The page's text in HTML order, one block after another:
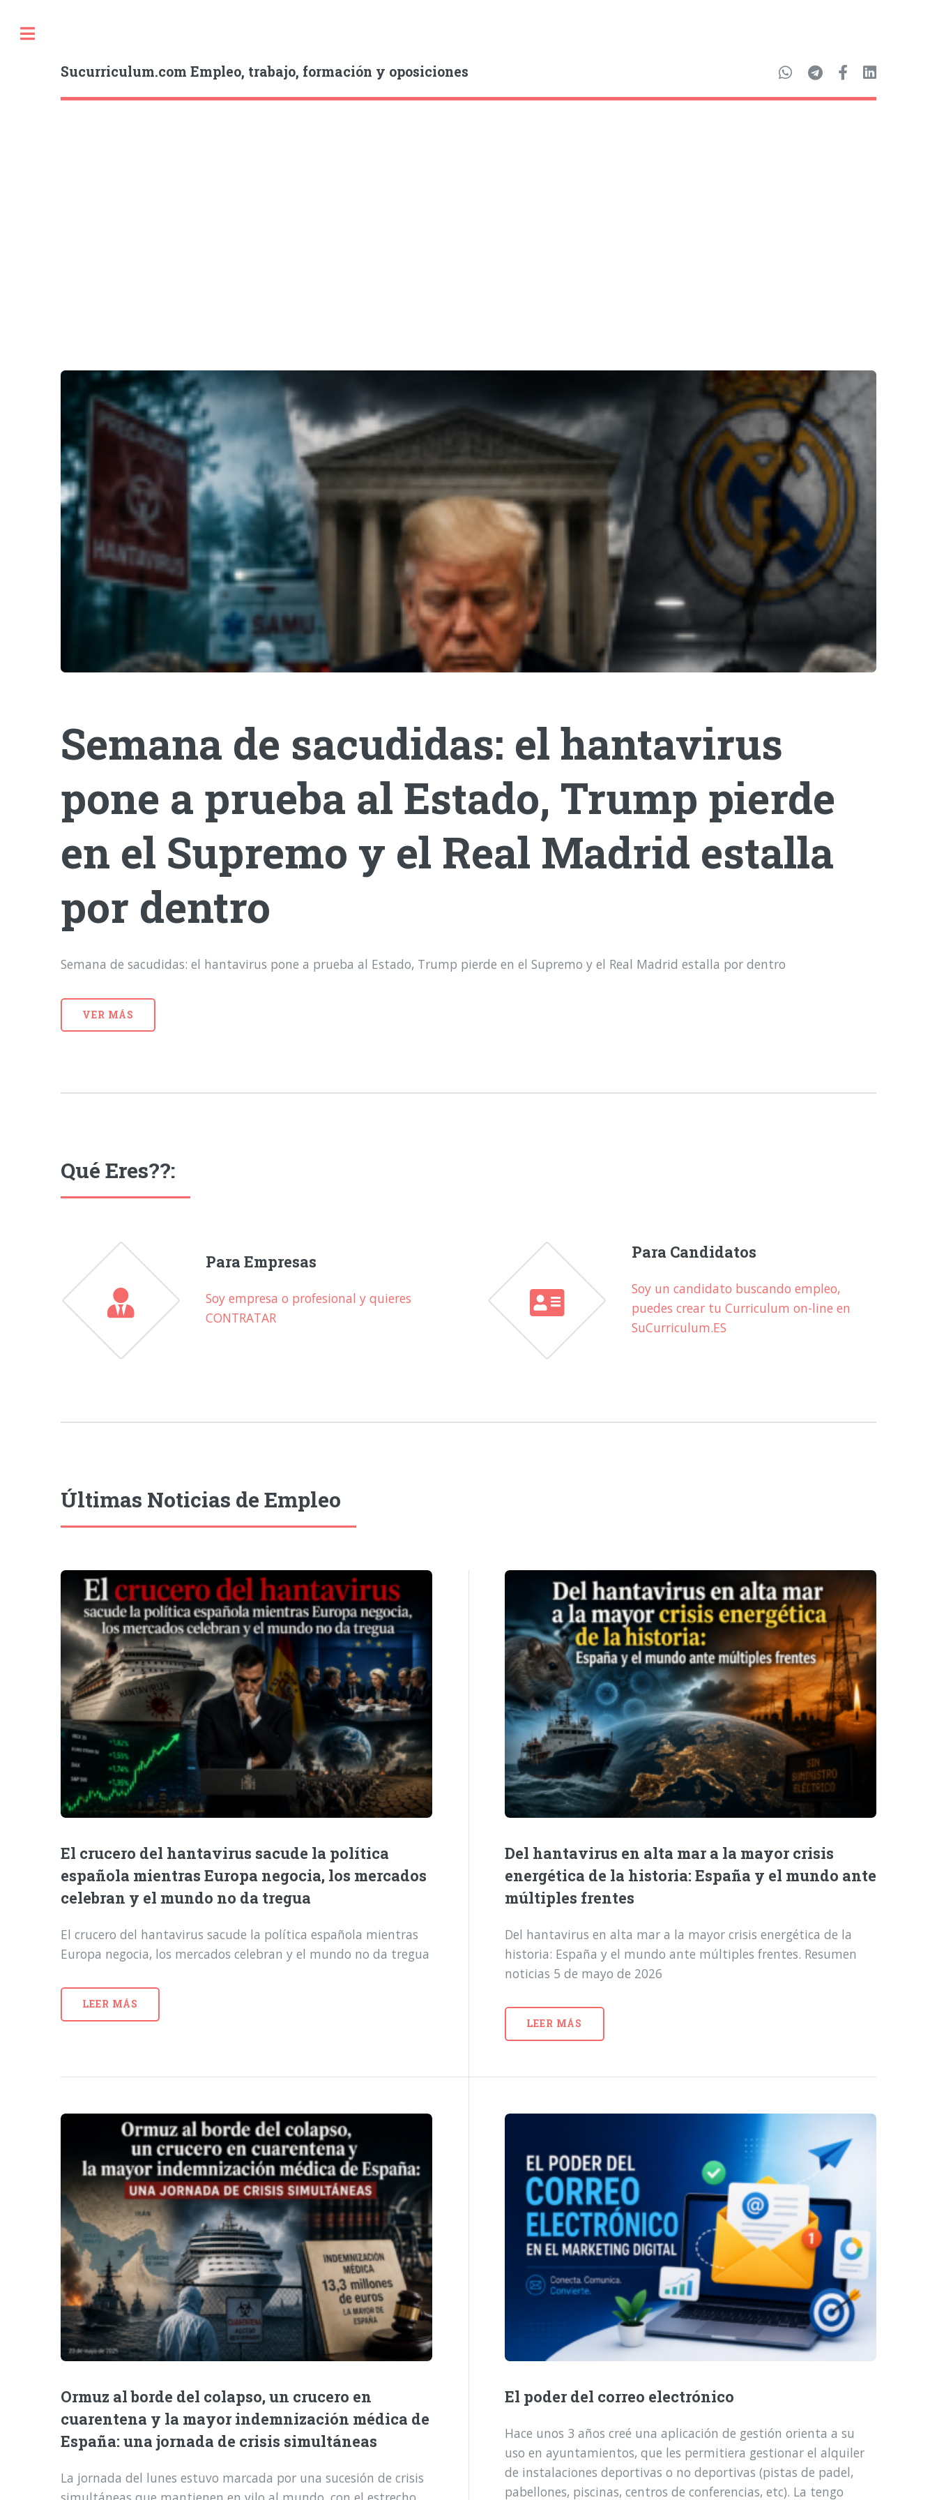
Sucurriculum.com Empleo, trabajo, formación y oposiciones
Semana de sacudidas: el hantavirus
pone a prueba al Estado, Trump pierde
en el Supremo y el Real Madrid estalla
por dentro
Semana de sacudidas: el hantavirus pone a prueba al Estado, Trump pierde en el Supremo y el Real Madrid estalla por dentro
VER MÁS
Qué Eres??:
Para Empresas
Soy empresa o profesional y quieres
CONTRATAR
Para Candidatos
Soy un candidato buscando empleo,
puedes crear tu Curriculum on-line en
SuCurriculum.ES
Últimas Noticias de Empleo
El crucero del hantavirus sacude la política
española mientras Europa negocia, los mercados
celebran y el mundo no da tregua
El crucero del hantavirus sacude la política española mientras
Europa negocia, los mercados celebran y el mundo no da tregua
LEER MÁS
Del hantavirus en alta mar a la mayor crisis
energética de la historia: España y el mundo ante
múltiples frentes
Del hantavirus en alta mar a la mayor crisis energética de la
historia: España y el mundo ante múltiples frentes. Resumen
noticias 5 de mayo de 2026
LEER MÁS
Ormuz al borde del colapso, un crucero en
cuarentena y la mayor indemnización médica de
España: una jornada de crisis simultáneas
La jornada del lunes estuvo marcada por una sucesión de crisis
El poder del correo electrónico
Hace unos 3 años creé una aplicación de gestión orienta a su
uso en ayuntamientos, que les permitiera gestionar el alquiler
de instalaciones deportivas o no deportivas (pistas de padel,
pabellones, piscinas, centros de conferencias, etc). La tengo